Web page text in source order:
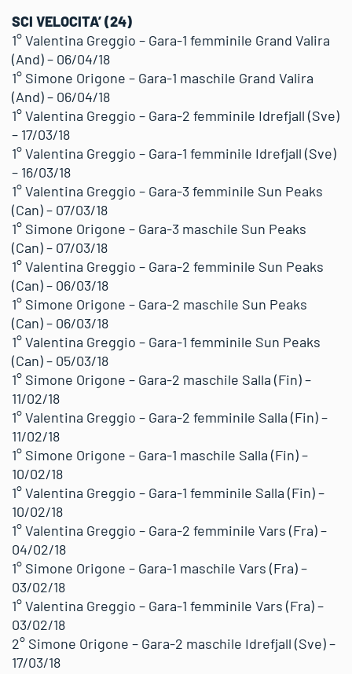
SCI VELOCITA’ (24)
1° Valentina Greggio – Gara-1 femminile Grand Valira
(And) – 06/04/18
1° Simone Origone – Gara-1 maschile Grand Valira
(And) – 06/04/18
1° Valentina Greggio – Gara-2 femminile Idrefjall (Sve)
– 17/03/18
1° Valentina Greggio – Gara-1 femminile Idrefjall (Sve)
– 16/03/18
1° Valentina Greggio – Gara-3 femminile Sun Peaks
(Can) – 07/03/18
1° Simone Origone – Gara-3 maschile Sun Peaks
(Can) – 07/03/18
1° Valentina Greggio – Gara-2 femminile Sun Peaks
(Can) – 06/03/18
1° Simone Origone – Gara-2 maschile Sun Peaks
(Can) – 06/03/18
1° Valentina Greggio – Gara-1 femminile Sun Peaks
(Can) – 05/03/18
1° Simone Origone – Gara-2 maschile Salla (Fin) –
11/02/18
1° Valentina Greggio – Gara-2 femminile Salla (Fin) –
11/02/18
1° Simone Origone – Gara-1 maschile Salla (Fin) –
10/02/18
1° Valentina Greggio – Gara-1 femminile Salla (Fin) –
10/02/18
1° Valentina Greggio – Gara-2 femminile Vars (Fra) –
04/02/18
1° Simone Origone – Gara-1 maschile Vars (Fra) –
03/02/18
1° Valentina Greggio – Gara-1 femminile Vars (Fra) –
03/02/18
2° Simone Origone – Gara-2 maschile Idrefjall (Sve) –
17/03/18